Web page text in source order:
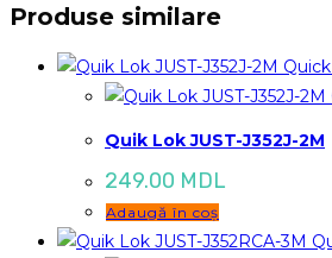
Produse similare
Quik Lok JUST-J352J-2M
249.00 MDL
Adaugă în coș